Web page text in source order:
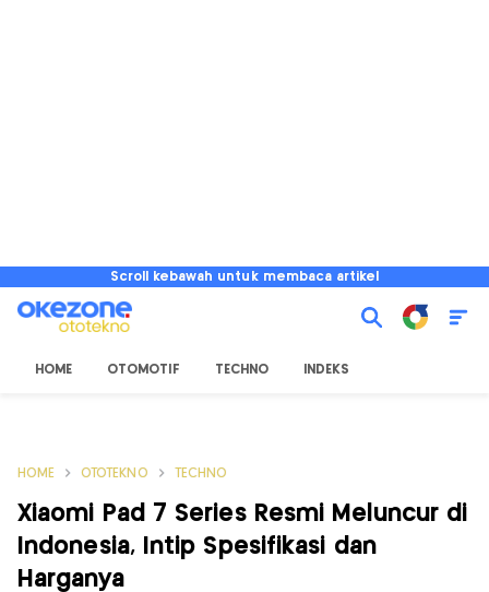
Scroll kebawah untuk membaca artikel
HOME OTOMOTIF TECHNO INDEKS
HOME OTOTEKNO TECHNO
Xiaomi Pad 7 Series Resmi Meluncur di
Indonesia, Intip Spesifikasi dan
Harganya